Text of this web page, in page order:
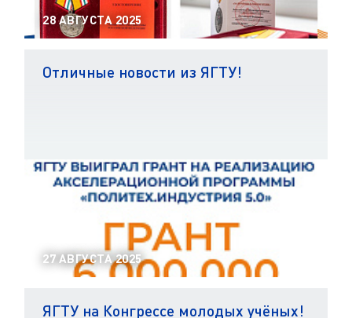
28 АВГУСТА 2025
Отличные новости из ЯГТУ!
27 АВГУСТА 2025
ЯГТУ на Конгрессе молодых учёных!